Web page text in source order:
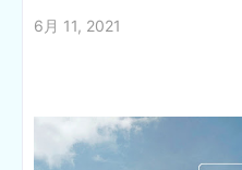
6月 11, 2021